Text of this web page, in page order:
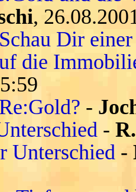
,
Schau Dir
die
Re:Gold? -
-
Unterschied -